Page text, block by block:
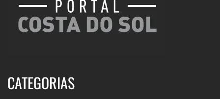
CATEGORIAS